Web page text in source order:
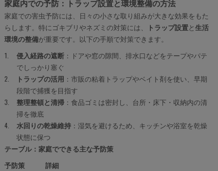
家庭内での予防：トラップ設置と環境整備の方法
家庭での害虫予防には、日々の小さな取り組みが大きな効果をもた
らします。特にゴキブリやネズミの対策には、
トラップ設置と生活
環境の整備が重要です。以下の手順で対策できます。
侵入経路の遮断：ドアや窓の隙間、排水口などをテープやパテ
でしっかり塞ぐ
トラップの活用 ：市販の粘着トラップやベイト剤を使い、早期
段階で捕獲を目指す
整理整頓と清掃：食品ゴミは密封し、台所・床下・収納内の清
掃を徹底
水回りの乾燥維持：湿気を避けるため、キッチンや浴室を乾燥
状態に保つ
テーブル：家庭でできる主な予防策
予防策
詳細